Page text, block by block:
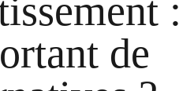
:
de